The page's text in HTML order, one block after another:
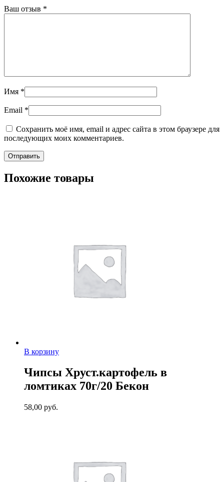
Ваш отзыв *
Имя *
Email *
Сохранить моё имя, email и адрес сайта в этом браузере для
последующих моих комментариев.
Похожие товары
В корзину
Чипсы Хруст.картофель в
ломтиках 70г/20 Бекон
58,00 руб.